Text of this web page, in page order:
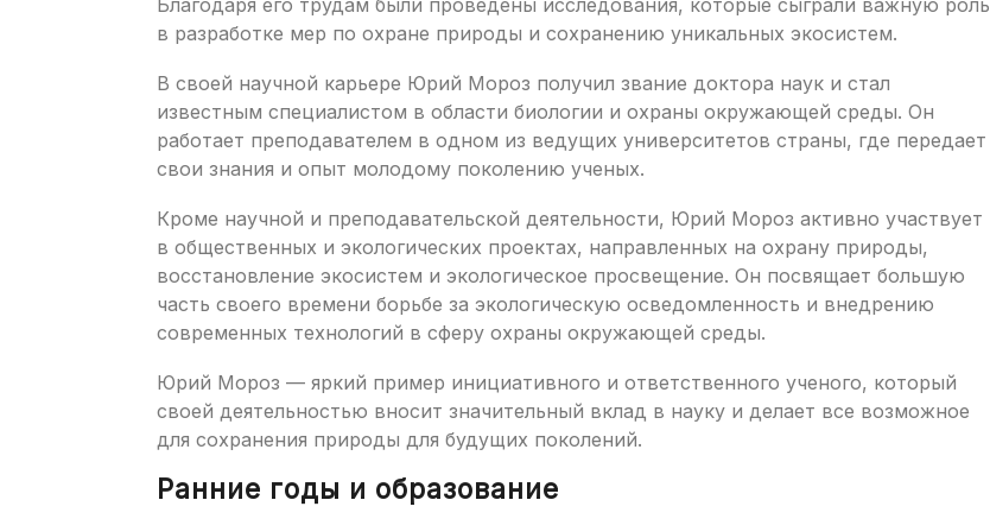
в разработке мер по охране природы и сохранению уникальных экосистем.
В своей научной карьере Юрий Мороз получил звание доктора наук и стал
известным специалистом в области биологии и охраны окружающей среды. Он
работает преподавателем в одном из ведущих университетов страны, где передает
свои знания и опыт молодому поколению ученых.
Кроме научной и преподавательской деятельности, Юрий Мороз активно участвует
в общественных и экологических проектах, направленных на охрану природы,
восстановление экосистем и экологическое просвещение. Он посвящает большую
часть своего времени борьбе за экологическую осведомленность и внедрению
современных технологий в сферу охраны окружающей среды.
Юрий Мороз — яркий пример инициативного и ответственного ученого, который
своей деятельностью вносит значительный вклад в науку и делает все возможное
для сохранения природы для будущих поколений.
Ранние годы и образование